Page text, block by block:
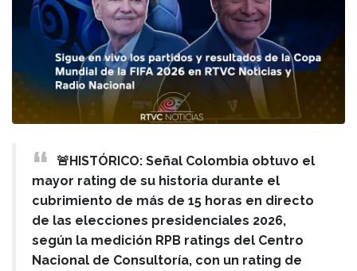
🚨HISTÓRICO: Señal Colombia obtuvo el
mayor rating de su historia durante el
cubrimiento de más de 15 horas en directo
de las elecciones presidenciales 2026,
según la medición RPB ratings del Centro
Nacional de Consultoría, con un rating de